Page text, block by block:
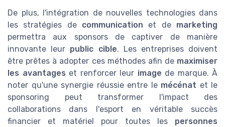
De plus, l'intégration de nouvelles technologies dans
les stratégies de communication et de marketing
permettra aux sponsors de captiver de manière
innovante leur public cible. Les entreprises doivent
être prêtes à adopter ces méthodes afin de maximiser
les avantages et renforcer leur image de marque. À
noter qu'une synergie réussie entre le mécénat et le
sponsoring peut transformer l'impact des
collaborations dans l'esport en véritable succès
financier et matériel pour toutes les personnes